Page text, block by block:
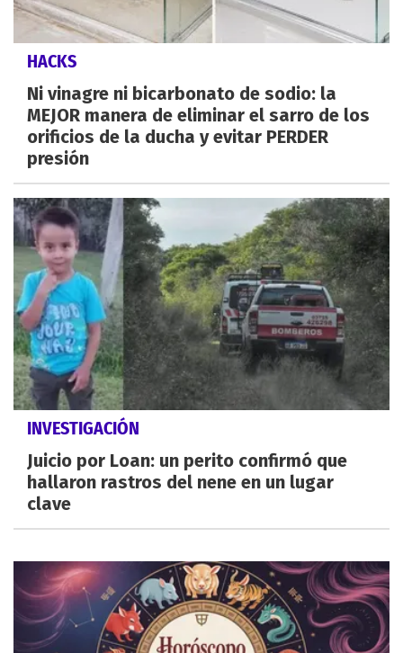
HACKS
Ni vinagre ni bicarbonato de sodio: la
MEJOR manera de eliminar el sarro de los
orificios de la ducha y evitar PERDER
presión
INVESTIGACIÓN
Juicio por Loan: un perito confirmó que
hallaron rastros del nene en un lugar
clave